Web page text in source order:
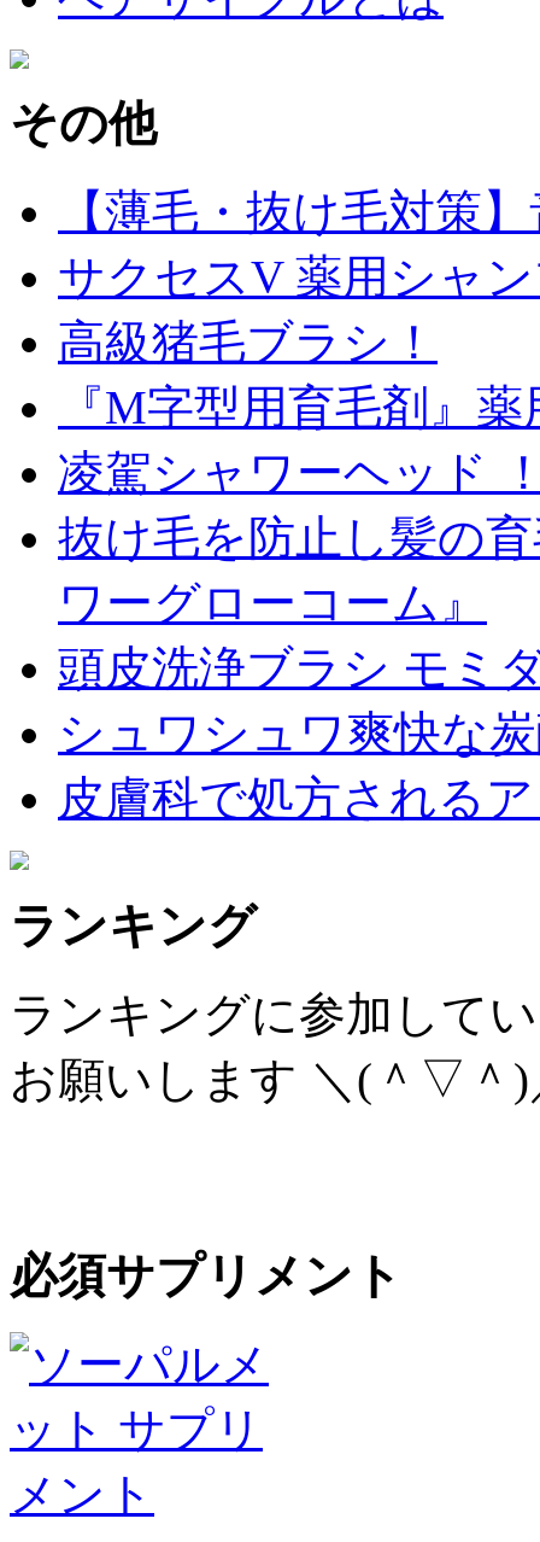
その他
【薄毛・抜け毛対策
サクセスV 薬用シャ
高級猪毛ブラシ！
『M字型用育毛剤』
凌駕シャワーヘッド
抜け毛を防止し髪の
ワーグローコーム』
頭皮洗浄ブラシ モミ
シュワシュワ爽快な
皮膚科で処方される
ランキング
ランキングに参加して
お願いします ＼(＾▽＾)
必須サプリメント